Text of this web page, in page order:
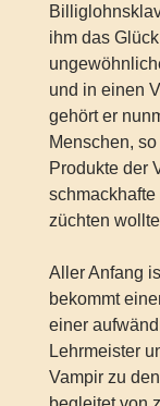
ihm das
und in einen
gehört er
Menschen,
Produkte der
züchten
Aller Anfang
bekommt
einer
Lehrmeister
Vampir zu